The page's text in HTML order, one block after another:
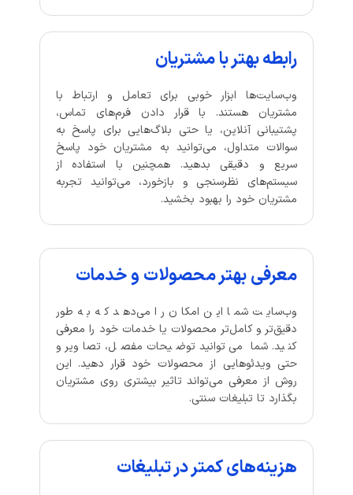
رابطه بهتر با مشتریان
وب‌سایت‌ها ابزار خوبی برای تعامل و ارتباط با
مشتریان هستند. با قرار دادن فرم‌های تماس،
پشتیبانی آنلاین، یا حتی بلاگ‌هایی برای پاسخ به
سوالات متداول، می‌توانید به مشتریان خود پاسخ
سریع و دقیقی بدهید. همچنین با استفاده از
سیستم‌های نظرسنجی و بازخورد، می‌توانید تجربه
مشتریان خود را بهبود بخشید.
معرفی بهتر محصولات و خدمات
وب‌سایت شما این امکان را می‌دهد که به طور
دقیق‌تر و کامل‌تر محصولات یا خدمات خود را معرفی
کنید. شما می‌توانید توضیحات مفصل، تصاویر و
حتی ویدئوهایی از محصولات خود قرار دهید. این
روش از معرفی می‌تواند تاثیر بیشتری روی مشتریان
بگذارد تا تبلیغات سنتی.
هزینه‌های کمتر در تبلیغات